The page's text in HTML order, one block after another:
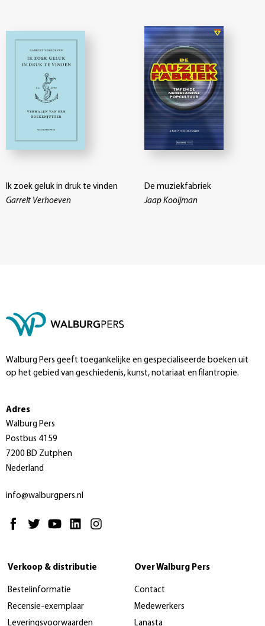
Ik zoek geluk in druk te vinden
Garrelt Verhoeven
De muziekfabriek
Jaap Kooijman
Walburg Pers geeft toegankelijke en gespecialiseerde boeken uit
op het gebied van geschiedenis, kunst, notariaat en filantropie.
Adres
Walburg Pers
Postbus 4159
7200 BD Zutphen
Nederland
info@walburgpers.nl
Verkoop & distributie
Bestelinformatie
Recensie-exemplaar
Leveringsvoorwaarden
Over Walburg Pers
Contact
Medewerkers
Lanasta